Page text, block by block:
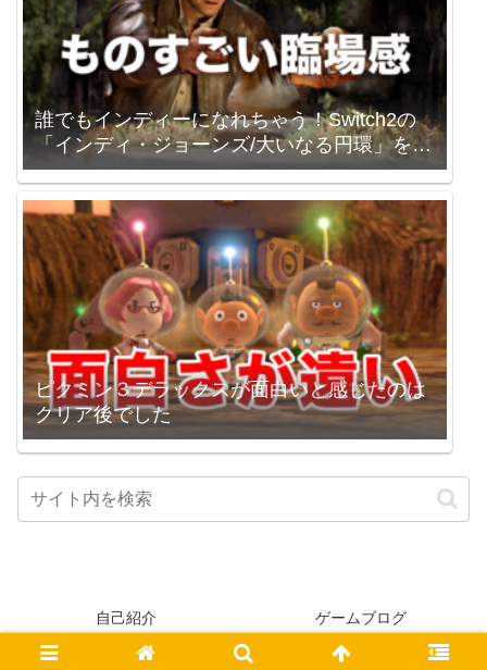
誰でもインディーになれちゃう！Switch2の
「インディ・ジョーンズ/大いなる円環」を買
いました。
ピクミン３デラックスが面白いと感じたのは
クリア後でした
自己紹介 ゲームブログ
© 2005-2026 higopage.